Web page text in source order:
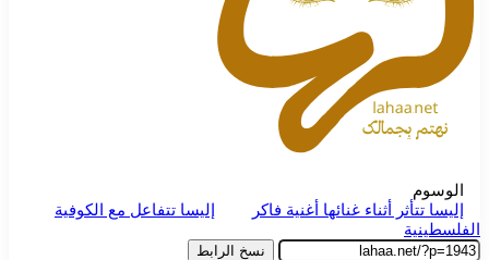
الوسوم
إليسا تتأثر أثناء غنائها أغنية فاكر
إليسا تتفاعل مع الكوفية
الفلسطينية
نسخ الرابط